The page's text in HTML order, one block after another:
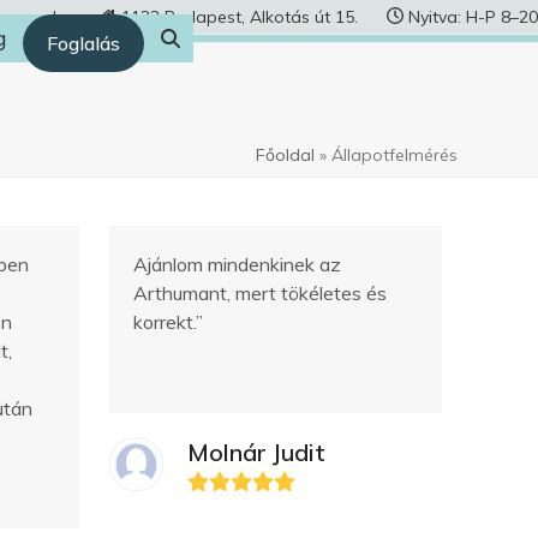
1122 Budapest, Alkotás út 15. Nyitva: H-P 8–20
Foglalás
Főoldal » Állapotfelmérés
Ajánlom mindenkinek az
Arthumant, mert tökéletes és
korrekt.”
Molnár Judit